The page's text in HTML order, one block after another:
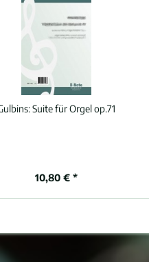
Suite für Orgel op.71
10,80 € *